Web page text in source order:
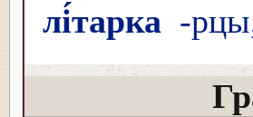
лі́тарка -